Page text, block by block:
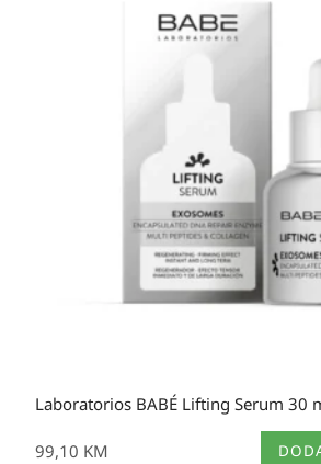
Laboratorios BABÉ Lifting Serum 30
99,10 KM